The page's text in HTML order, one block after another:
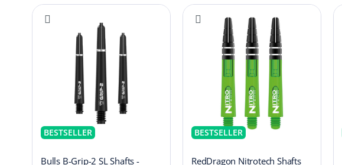
BESTSELLER
Bulls B-Grip-2 SL Shafts -
BESTSELLER
RedDragon Nitrotech Shafts